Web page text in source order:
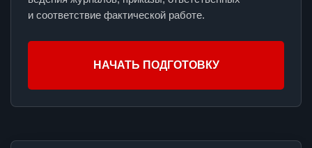
и соответствие фактической работе.
НАЧАТЬ ПОДГОТОВКУ